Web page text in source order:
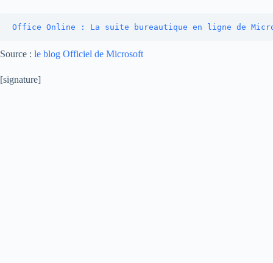
Office Online : La suite bureautique en ligne de
Source : le blog Officiel de Microsoft
[signature]